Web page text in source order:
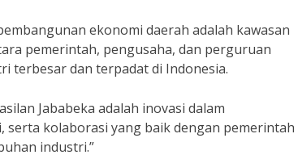
ekonomi daerah adalah kawasan
pemerintah, pengusaha, dan perguruan
terbesar dan terpadat di Indonesia.
Jababeka adalah inovasi dalam
kolaborasi yang baik dengan pemerintah
industri.”